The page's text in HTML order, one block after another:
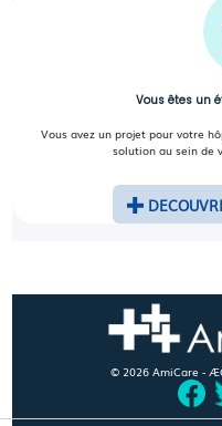
Vous êtes un
Vous avez un projet pour votre
solution au sein de
© 2026 AmiCare -